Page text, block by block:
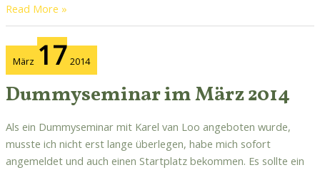
Read More »
März 17 2014
Dummyseminar im März 2014
Als ein Dummyseminar mit Karel van Loo angeboten wurde,
musste ich nicht erst lange überlegen, habe mich sofort
angemeldet und auch einen Startplatz bekommen. Es sollte ein
Dummyseminar
März
2014